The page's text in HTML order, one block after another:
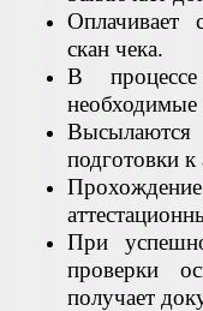
Оплачивает
скан чека.
В процессе
необходимые
подготовки к
При
проверки
получает